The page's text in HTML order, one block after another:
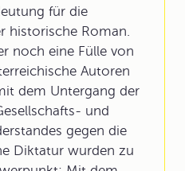
für die
historische Roman.
noch eine Fülle von
Autoren
dem Untergang der
und
gegen die
Diktatur wurden zu